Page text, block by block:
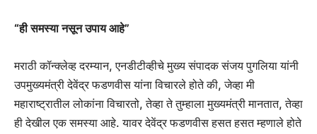
“ही समस्या नसून उपाय आहे”
मराठी कॉन्क्लेव्ह दरम्यान, एनडीटीव्हीचे मुख्य संपादक संजय पुगलिया यांनी
उपमुख्यमंत्री देवेंद्र फडणवीस यांना विचारले होते की, जेव्हा मी
महाराष्ट्रातील लोकांना विचारतो, तेव्हा ते तुम्हाला मुख्यमंत्री मानतात, तेव्हा
ही देखील एक समस्या आहे. यावर देवेंद्र फडणवीस हसत हसत म्हणाले होते